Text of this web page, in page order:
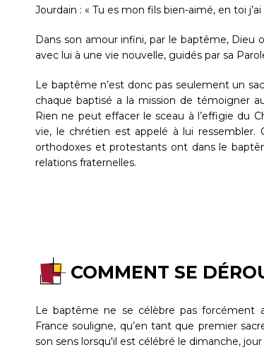
Jourdain : « Tu es mon fils bien-aimé, en toi
Dans son amour infini, par le baptême, Dieu
avec lui à une vie nouvelle, guidés par sa
Le baptême n’est donc pas seulement un
chaque baptisé a la mission de témoigner
Rien ne peut effacer le sceau à l’effigie du
vie, le chrétien est appelé à lui ressembler.
orthodoxes et protestants ont dans le
relations fraternelles.
COMMENT SE
Le baptême ne se célèbre pas forcément
France souligne, qu’en tant que premier
son sens lorsqu'il est célébré le dimanche,